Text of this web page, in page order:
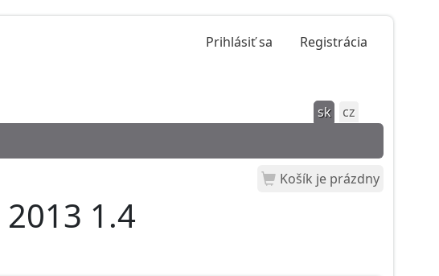
Prihlásiť sa Registrácia
sk
cz
Košík je prázdny
1.4